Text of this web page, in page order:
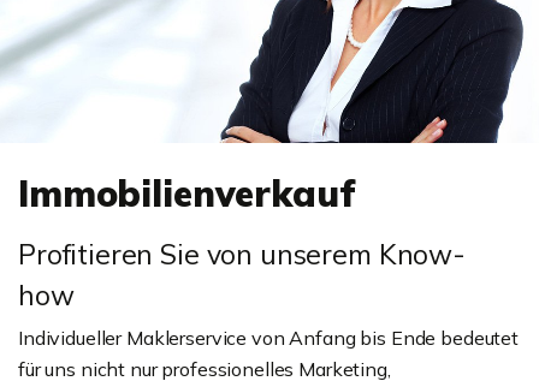
Immobilienverkauf
Profitieren Sie von unserem Know-
how
Individueller Maklerservice von Anfang bis Ende bedeutet
für uns nicht nur professionelles Marketing,